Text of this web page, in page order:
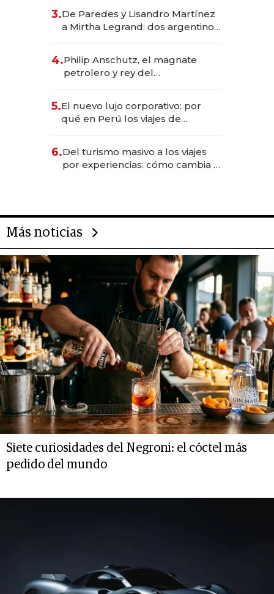
las marcas "fast premium"
3.De Paredes y Lisandro Martínez
a Mirtha Legrand: dos argentinos
4.Philip Anschutz, el magnate
petrolero y rey del
Fénix
5.El nuevo lujo corporativo: por
qué en Perú los viajes de
transformadoras
6.Del turismo masivo a los viajes
por experiencias: cómo cambia el
Más noticias
Siete curiosidades del Negroni: el cóctel más
pedido del mundo